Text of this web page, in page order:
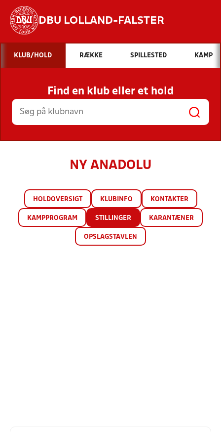
DBU LOLLAND-FALSTER
Hvad vil du søge efter?
INDHOLD OG NYHEDER
STILLINGER, RESULTATER, KLUBBER OG
HOLD
KLUB/HOLD RÆKKE SPILLESTED KAMP
Find en klub eller et hold
NY ANADOLU
HOLDOVERSIGT KLUBINFO KONTAKTER
KAMPPROGRAM STILLINGER KARANTÆNER
OPSLAGSTAVLEN